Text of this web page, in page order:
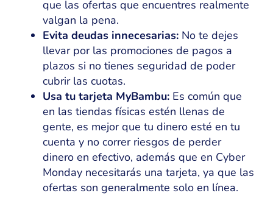
que las ofertas que encuentres realmente
valgan la pena.
Evita deudas innecesarias: No te dejes
llevar por las promociones de pagos a
plazos si no tienes seguridad de poder
cubrir las cuotas.
Usa tu tarjeta MyBambu: Es común que
en las tiendas físicas estén llenas de
gente, es mejor que tu dinero esté en tu
cuenta y no correr riesgos de perder
dinero en efectivo, además que en Cyber
Monday necesitarás una tarjeta, ya que las
ofertas son generalmente solo en línea.